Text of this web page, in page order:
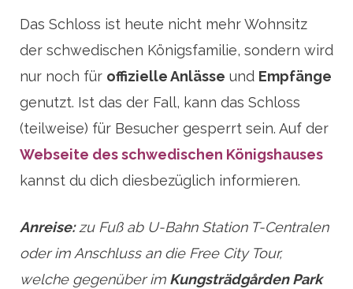
Das Schloss ist heute nicht mehr Wohnsitz
der schwedischen Königsfamilie, sondern wird
nur noch für offizielle Anlässe und Empfänge
genutzt. Ist das der Fall, kann das Schloss
(teilweise) für Besucher gesperrt sein. Auf der
Webseite des schwedischen Königshauses
kannst du dich diesbezüglich informieren.
Anreise:zu Fuß ab U-Bahn Station T-Centralen
oder im Anschluss an die Free City Tour,
welche gegenüber im Kungsträdgården Park